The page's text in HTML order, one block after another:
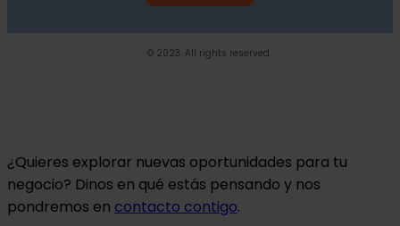
© 2023. All rights reserved.
¿Quieres explorar nuevas oportunidades para tu
negocio? Dinos en qué estás pensando y nos
pondremos en contacto contigo.